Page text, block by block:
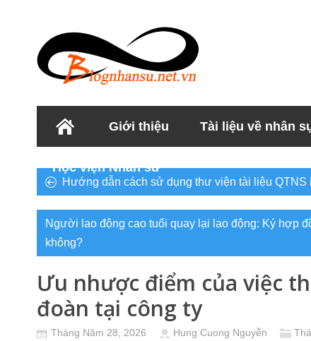
Giới thiệu Tài liệu về nhân
Học viện Nhân sư
Hướng dẫn cách sử dụng thư viện tài liệu QTNS
Người lao động cao tuổi quay lại lao động: Ký hợp
không?
Ưu nhược điểm của việc
đoàn tại công ty
Tháng Năm 28, 2026 Hung Cuong Nguyễn